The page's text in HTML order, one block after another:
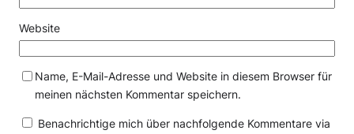
Website
Name, E-Mail-Adresse und Website in diesem Browser für
meinen nächsten Kommentar speichern.
Benachrichtige mich über nachfolgende Kommentare via